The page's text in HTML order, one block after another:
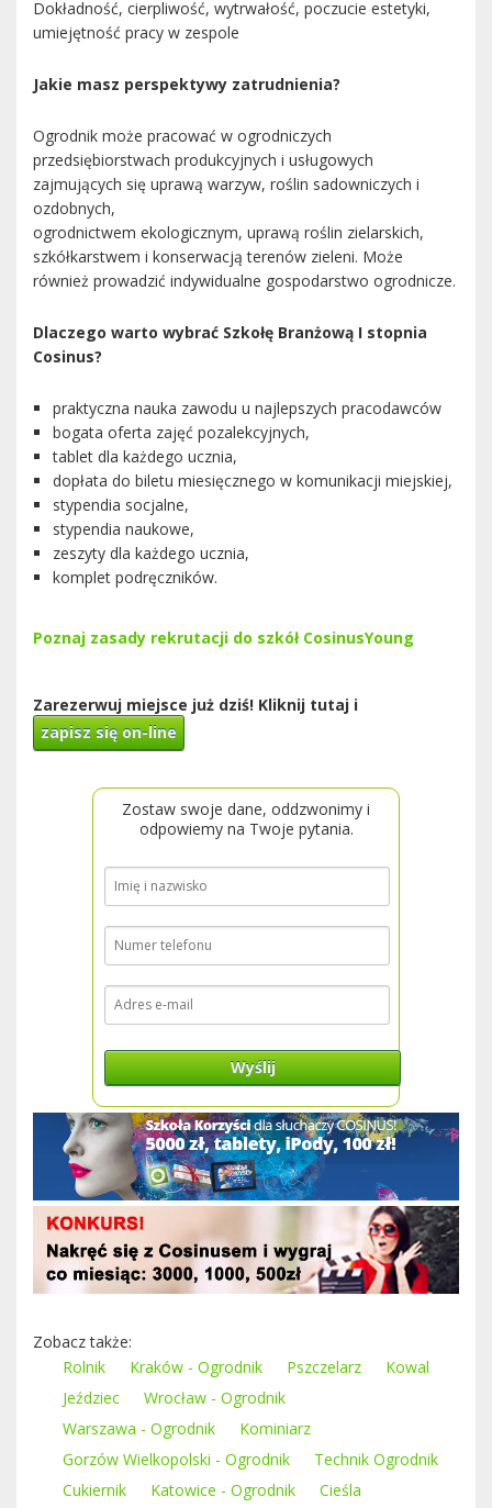
Dokładność, cierpliwość, wytrwałość, poczucie estetyki,
umiejętność pracy w zespole
Jakie masz perspektywy zatrudnienia?
Ogrodnik może pracować w ogrodniczych
przedsiębiorstwach produkcyjnych i usługowych
zajmujących się uprawą warzyw, roślin sadowniczych i
ozdobnych,
ogrodnictwem ekologicznym, uprawą roślin zielarskich,
szkółkarstwem i konserwacją terenów zieleni. Może
również prowadzić indywidualne gospodarstwo ogrodnicze.
Dlaczego warto wybrać Szkołę Branżową I stopnia
Cosinus?
praktyczna nauka zawodu u najlepszych pracodawców
bogata oferta zajęć pozalekcyjnych,
tablet dla każdego ucznia,
dopłata do biletu miesięcznego w komunikacji miejskiej,
stypendia socjalne,
stypendia naukowe,
zeszyty dla każdego ucznia,
komplet podręczników.
Poznaj zasady rekrutacji do szkół CosinusYoung
Zarezerwuj miejsce już dziś! Kliknij tutaj i
zapisz się on-line
Zostaw swoje dane, oddzwonimy i
odpowiemy na Twoje pytania.
Wyślij
Zobacz także:
Rolnik
Kraków - Ogrodnik Pszczelarz
Kowal
Jeździec
Wrocław - Ogrodnik
Warszawa - Ogrodnik
Kominiarz
Gorzów Wielkopolski - Ogrodnik
Technik Ogrodnik
Cukiernik
Katowice - Ogrodnik
Cieśla